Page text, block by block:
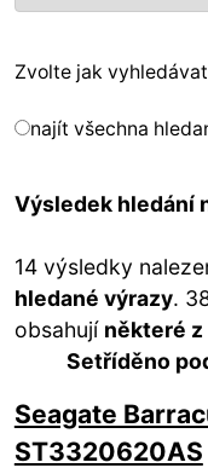
Zvolte jak
najít všechna
Výsledek hledání
14 výsledky
hledané výrazy.
obsahují některé z
Setříděno
Seagate
ST3320620AS